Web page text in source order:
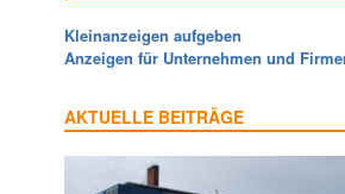
Kleinanzeigen aufgeben
Anzeigen für Unternehmen und
AKTUELLE BEITRÄGE